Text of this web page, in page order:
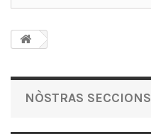
NÒSTRAS SECCIONS